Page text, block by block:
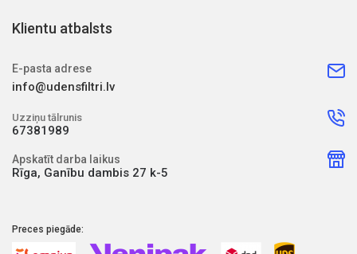
Klientu atbalsts
E-pasta adrese
info@udensfiltri.lv
Uzziņu tālrunis
67381989
Apskatīt darba laikus
Rīga, Ganību dambis 27 k-5
Preces piegāde: